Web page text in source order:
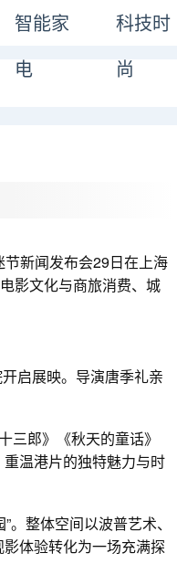
智能家
电
科技时
尚
新闻发布会29日在上海
影文化与商旅消费、城
启展映。导演唐季礼亲
郎》《秋天的童话》
温港片的独特魅力与时
整体空间以波普艺术、
体验转化为一场充满探